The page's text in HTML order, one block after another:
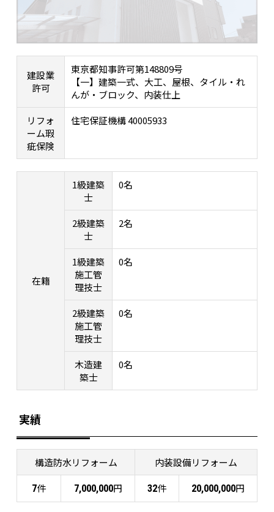
建設業
許可
東京都知事許可第148809号
【一】建築一式、大工、屋根、タイル・れ
んが・ブロック、内装仕上
リフォ
ーム瑕
疵保険
住宅保証機構 40005933
在籍
1級建築
士
0名
2級建築
士
2名
1級建築
施工管
理技士
0名
2級建築
施工管
理技士
0名
木造建
築士
0名
実績
構造防水リフォーム 内装設備リフォーム
7件 7,000,000円 32件 20,000,000円